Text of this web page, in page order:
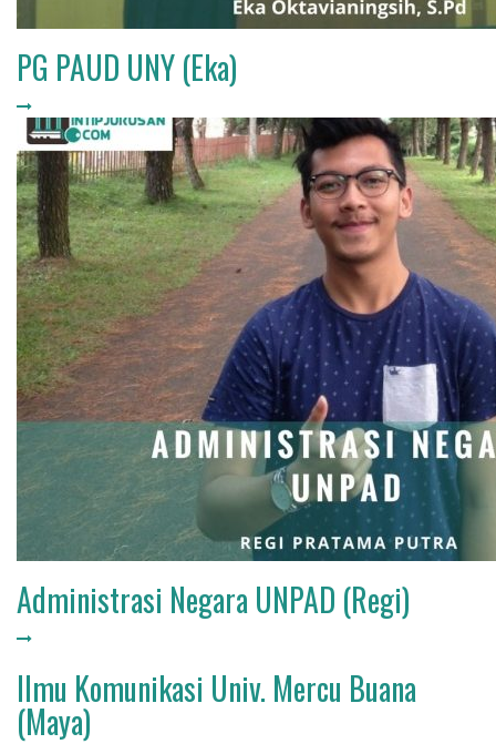
PG PAUD UNY (Eka)
Administrasi Negara UNPAD (Regi)
Ilmu Komunikasi Univ. Mercu Buana
(Maya)